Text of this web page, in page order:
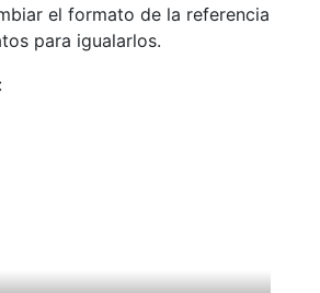
el formato de la referencia
para igualarlos.